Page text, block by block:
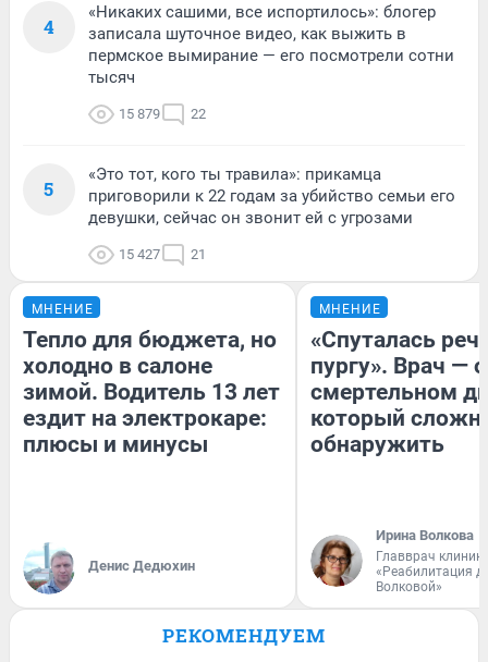
4
«Никаких сашими, все испортилось»: блогер
записала шуточное видео, как выжить в
пермское вымирание — его посмотрели сотни
тысяч
15 879 22
5
«Это тот, кого ты травила»: прикамца
приговорили к 22 годам за убийство семьи его
девушки, сейчас он звонит ей с угрозами
15 427 21
МНЕНИЕ
Тепло для бюджета, но
холодно в салоне
зимой. Водитель 13 лет
ездит на электрокаре:
плюсы и минусы
Денис Дедюхин
МНЕНИЕ
«Спуталась
пургу». Врач — о
смертельном
который
обнаружить
Ирина Волкова
Главврач
«Реабилитация
Волковой»
РЕКОМЕНДУЕМ